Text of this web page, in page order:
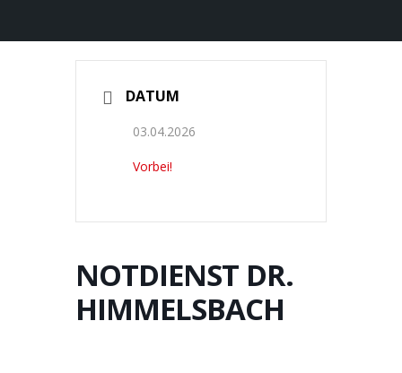
DATUM
03.04.2026
Vorbei!
NOTDIENST DR.
HIMMELSBACH